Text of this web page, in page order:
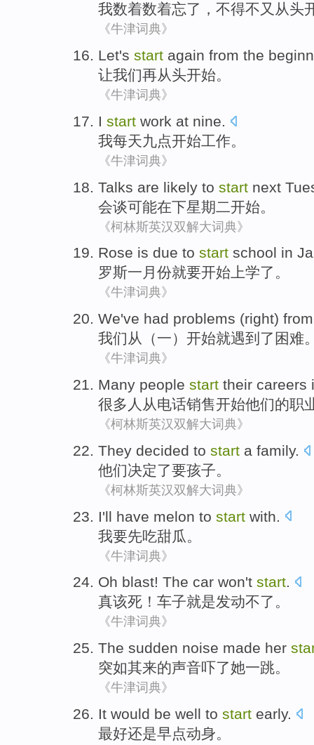
我数着数着忘了， 不得不又 从头
《牛津词典》
Let's start again from the
让我们再从头开始。
《牛津词典》
I start work at nine.
我每天九点开始工作。
《牛津词典》
Talks are likely to start next
会谈可能在下星期二开始。
《柯林斯英汉双解大词典》
Rose is due to start school in
罗斯一月份就要开始 上学了。
《牛津词典》
We've had problems (right) from
我们 从 （一）开始就遇到 了 困难
《牛津词典》
Many people start their careers
很多 人 从电话销售开始他们的职
《柯林斯英汉双解大词典》
They decided to start a family.
他们决定了要孩子。
《柯林斯英汉双解大词典》
I'll have melon to start with.
我要先吃甜瓜。
《牛津词典》
Oh blast! The car won't start.
真该死 ！ 车子就是发动不了。
《牛津词典》
The sudden noise made her
突如其来的声音吓了她一跳。
《牛津词典》
It would be well to start early.
最好还是早点动身。